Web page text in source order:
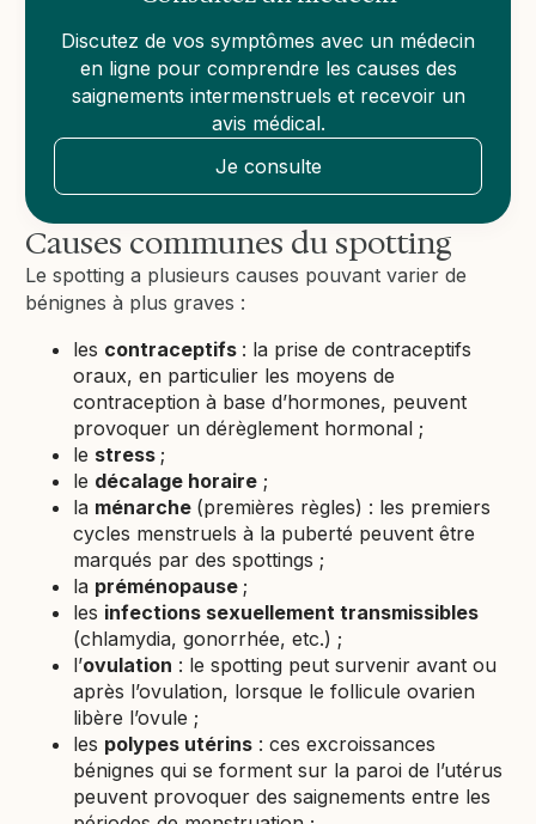
Discutez de vos symptômes avec un médecin
en ligne pour comprendre les causes des
saignements intermenstruels et recevoir un
avis médical.
Je consulte
Causes communes du spotting
Le spotting a plusieurs causes pouvant varier de
bénignes à plus graves :
les contraceptifs : la prise de contraceptifs
oraux, en particulier les moyens de
contraception à base d’hormones, peuvent
provoquer un dérèglement hormonal ;
le stress ;
le décalage horaire ;
la ménarche (premières règles) : les premiers
cycles menstruels à la puberté peuvent être
marqués par des spottings ;
la préménopause ;
les infections sexuellement transmissibles
(chlamydia, gonorrhée, etc.) ;
l’ovulation : le spotting peut survenir avant ou
après l’ovulation, lorsque le follicule ovarien
libère l’ovule ;
les polypes utérins : ces excroissances
bénignes qui se forment sur la paroi de l’utérus
peuvent provoquer des saignements entre les